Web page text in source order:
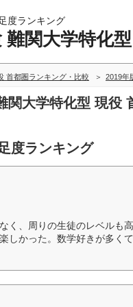
度ランキング
難関大学特化
首都圏ランキング・比較 2019年
関大学特化型 現
度ランキング
く、周りの生徒のレベルも
しかった。数学好きが多く